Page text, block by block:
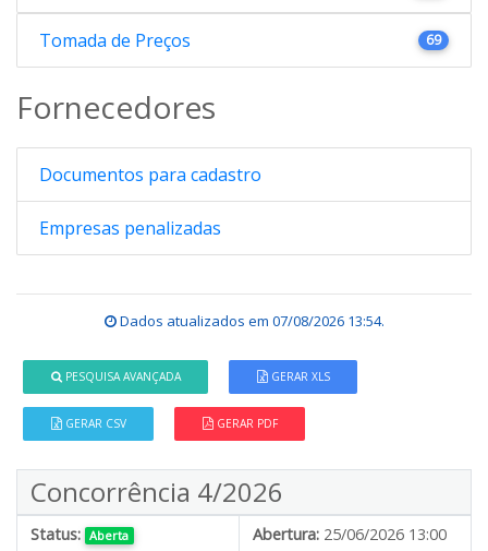
Tomada de Preços 69
Fornecedores
Documentos para cadastro
Empresas penalizadas
Dados atualizados em 07/08/2026 13:54.
PESQUISA AVANÇADA GERAR XLS
GERAR CSV GERAR PDF
Concorrência 4/2026
Status: Aberta Abertura: 25/06/2026 13:00